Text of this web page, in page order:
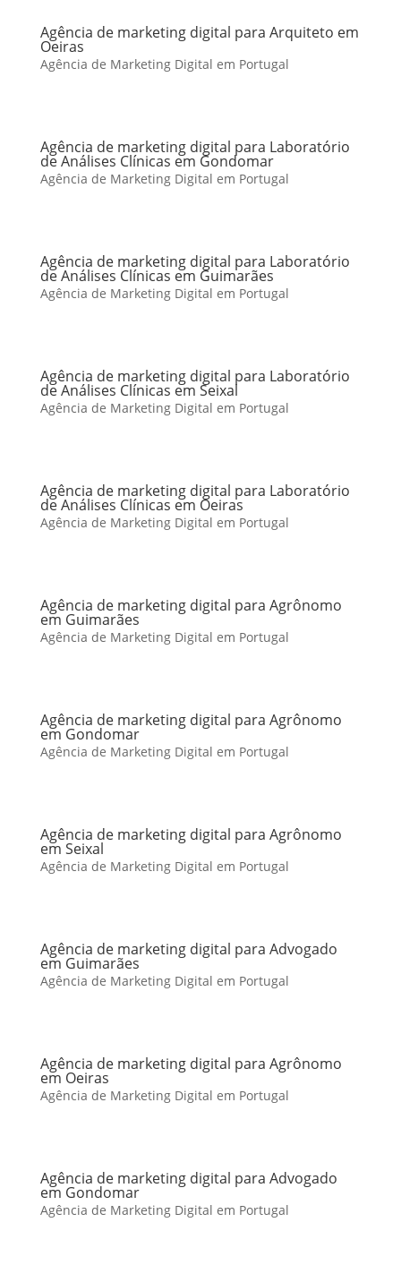
Agência de marketing digital para Arquiteto em
Oeiras
Agência de Marketing Digital em Portugal
Agência de marketing digital para Laboratório
de Análises Clínicas em Gondomar
Agência de Marketing Digital em Portugal
Agência de marketing digital para Laboratório
de Análises Clínicas em Guimarães
Agência de Marketing Digital em Portugal
Agência de marketing digital para Laboratório
de Análises Clínicas em Seixal
Agência de Marketing Digital em Portugal
Agência de marketing digital para Laboratório
de Análises Clínicas em Oeiras
Agência de Marketing Digital em Portugal
Agência de marketing digital para Agrônomo
em Guimarães
Agência de Marketing Digital em Portugal
Agência de marketing digital para Agrônomo
em Gondomar
Agência de Marketing Digital em Portugal
Agência de marketing digital para Agrônomo
em Seixal
Agência de Marketing Digital em Portugal
Agência de marketing digital para Advogado
em Guimarães
Agência de Marketing Digital em Portugal
Agência de marketing digital para Agrônomo
em Oeiras
Agência de Marketing Digital em Portugal
Agência de marketing digital para Advogado
em Gondomar
Agência de Marketing Digital em Portugal